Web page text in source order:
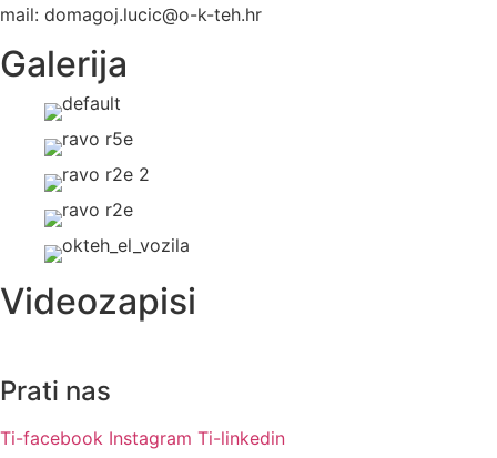
mail: domagoj.lucic@o-k-teh.hr
Galerija
Videozapisi
Prati nas
Ti-facebook Instagram Ti-linkedin